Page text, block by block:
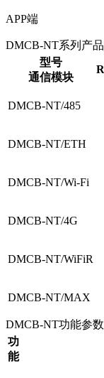
APP端
DMCB-NT系列产
型号
通信模块
DMCB-NT/485
DMCB-NT/ETH
DMCB-NT/Wi-Fi
DMCB-NT/4G
DMCB-NT/WiFiR
DMCB-NT/MAX
DMCB-NT功能参数
功
能